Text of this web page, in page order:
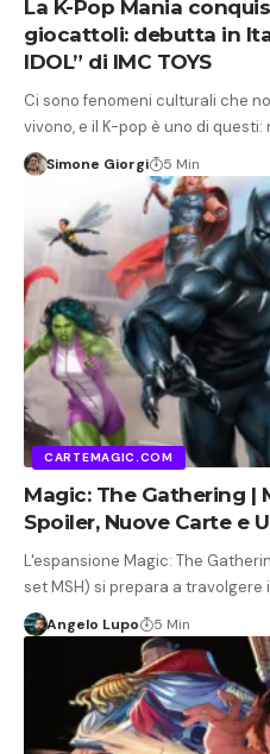
La K-Pop Mania
giocattoli: debutta in
IDOL” di IMC TOYS
Ci sono fenomeni culturali che
vivono, e il K-pop è uno di questi:
Simone Giorgi 5 Min
CARTEMAGIC.COM
Magic: The Gathering |
Spoiler, Nuove Carte e
L'espansione Magic: The
set MSH) si prepara a
Angelo Lupo 5 Min